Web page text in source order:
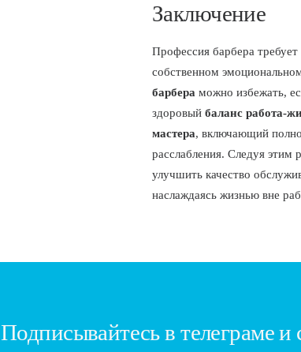
Заключение
Профессия барбера
собственном
барбера можно избежать,
здоровый баланс работа-
мастера, включающий
расслабления. Следуя
улучшить качество
наслаждаясь жизнью вне
Подписывайтесь в телеграме и